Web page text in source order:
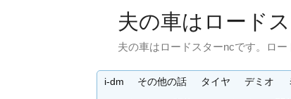
夫の車はロード
夫の車はロードスターncです。ロ
i-dm その他の話 タイヤ デミオ